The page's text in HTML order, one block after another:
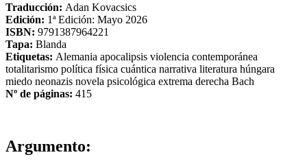
Traducción: Adan Kovacsics
Edición: 1ª Edición: Mayo 2026
ISBN: 9791387964221
Tapa: Blanda
Etiquetas: Alemania apocalipsis violencia contemporánea
totalitarismo política física cuántica narrativa literatura húngara
miedo neonazis novela psicológica extrema derecha Bach
Nº de páginas: 415
Argumento: